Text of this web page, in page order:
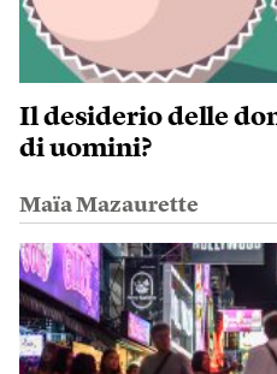
Il desiderio delle
di uomini?
Maïa Mazaurette